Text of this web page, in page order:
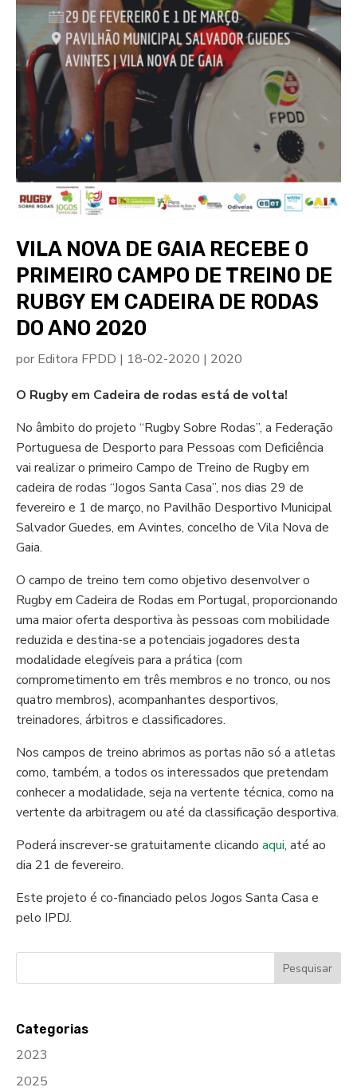
VILA NOVA DE GAIA RECEBE O
PRIMEIRO CAMPO DE TREINO DE
RUBGY EM CADEIRA DE RODAS
DO ANO 2020
por Editora FPDD | 18-02-2020 | 2020
O Rugby em Cadeira de rodas está de volta!
No âmbito do projeto “Rugby Sobre Rodas”, a Federação
Portuguesa de Desporto para Pessoas com Deficiência
vai realizar o primeiro Campo de Treino de Rugby em
cadeira de rodas “Jogos Santa Casa”, nos dias 29 de
fevereiro e 1 de março, no Pavilhão Desportivo Municipal
Salvador Guedes, em Avintes, concelho de Vila Nova de
Gaia.
O campo de treino tem como objetivo desenvolver o
Rugby em Cadeira de Rodas em Portugal, proporcionando
uma maior oferta desportiva às pessoas com mobilidade
reduzida e destina-se a potenciais jogadores desta
modalidade elegíveis para a prática (com
comprometimento em três membros e no tronco, ou nos
quatro membros), acompanhantes desportivos,
treinadores, árbitros e classificadores.
Nos campos de treino abrimos as portas não só a atletas
como, também, a todos os interessados que pretendam
conhecer a modalidade, seja na vertente técnica, como na
vertente da arbitragem ou até da classificação desportiva.
Poderá inscrever-se gratuitamente clicando aqui, até ao
dia 21 de fevereiro.
Este projeto é co-financiado pelos Jogos Santa Casa e
pelo IPDJ.
Categorias
2023
2025